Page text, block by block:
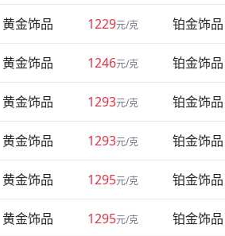
黄金饰品 1229元/克 铂金饰品
黄金饰品 1246元/克 铂金饰品
黄金饰品 1293元/克 铂金饰品
黄金饰品 1293元/克 铂金饰品
黄金饰品 1295元/克 铂金饰品
黄金饰品 1295元/克 铂金饰品